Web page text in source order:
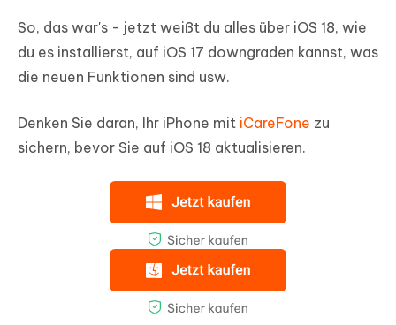
So, das war's - jetzt weißt du alles über iOS 18, wie
du es installierst, auf iOS 17 downgraden kannst, was
die neuen Funktionen sind usw.
Denken Sie daran, Ihr iPhone mit iCareFone zu
sichern, bevor Sie auf iOS 18 aktualisieren.